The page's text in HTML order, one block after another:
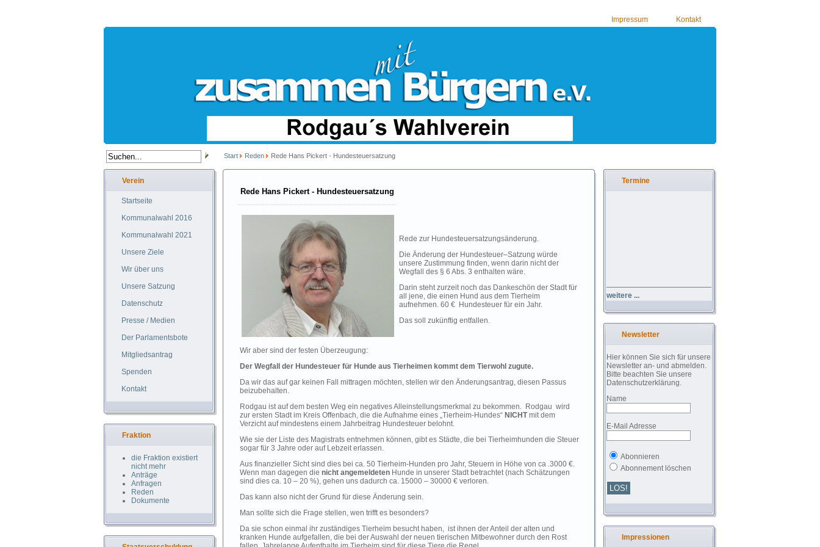
Impressum Kontakt
Start Reden Rede Hans Pickert - Hundesteuersatzung
Verein
Startseite
Kommunalwahl 2016
Kommunalwahl 2021
Unsere Ziele
Wir über uns
Unsere Satzung
Datenschutz
Presse / Medien
Der Parlamentsbote
Mitgliedsantrag
Spenden
Kontakt
Fraktion
die Fraktion existiert
nicht mehr
Anträge
Anfragen
Reden
Dokumente
Termine
weitere ...
Newsletter
Hier können Sie sich für unsere
Newsletter an- und abmelden.
Bitte beachten Sie unsere
Datenschutzerklärung.
Name
E-Mail Adresse
Abonnieren
Abonnement löschen
Impressionen
Rede Hans Pickert - Hundesteuersatzung
Rede zur Hundesteuersatzungsänderung.
Die Änderung der Hundesteuer–Satzung würde
unsere Zustimmung finden, wenn darin nicht der
Wegfall des § 6 Abs. 3 enthalten wäre.
Darin steht zurzeit noch das Dankeschön der Stadt für
all jene, die einen Hund aus dem Tierheim
aufnehmen. 60 € Hundesteuer für ein Jahr.
Das soll zukünftig entfallen.
Wir aber sind der festen Überzeugung:
Der Wegfall der Hundesteuer für Hunde aus Tierheimen kommt dem Tierwohl zugute.
Da wir das auf gar keinen Fall mittragen möchten, stellen wir den Änderungsantrag, diesen Passus
beizubehalten.
Rodgau ist auf dem besten Weg ein negatives Alleinstellungsmerkmal zu bekommen. Rodgau wird
zur ersten Stadt im Kreis Offenbach, die die Aufnahme eines „Tierheim-Hundes“ NICHTmit dem
Verzicht auf mindestens einem Jahrbeitrag Hundesteuer belohnt.
Wie sie der Liste des Magistrats entnehmen können, gibt es Städte, die bei Tierheimhunden die Steuer
sogar für 3 Jahre oder auf Lebzeit erlassen.
Aus finanzieller Sicht sind dies bei ca. 50 Tierheim-Hunden pro Jahr, Steuern in Höhe von ca .3000 €.
Wenn man dagegen die nicht angemeldeten Hunde in unserer Stadt betrachtet (nach Schätzungen
sind dies ca. 10 – 20 %), gehen uns dadurch ca. 15000 – 30000 € verloren.
Das kann also nicht der Grund für diese Änderung sein.
Man sollte sich die Frage stellen, wen trifft es besonders?
Da sie schon einmal ihr zuständiges Tierheim besucht haben, ist ihnen der Anteil der alten und
kranken Hunde aufgefallen, die bei der Auswahl der neuen tierischen Mitbewohner durch den Rost